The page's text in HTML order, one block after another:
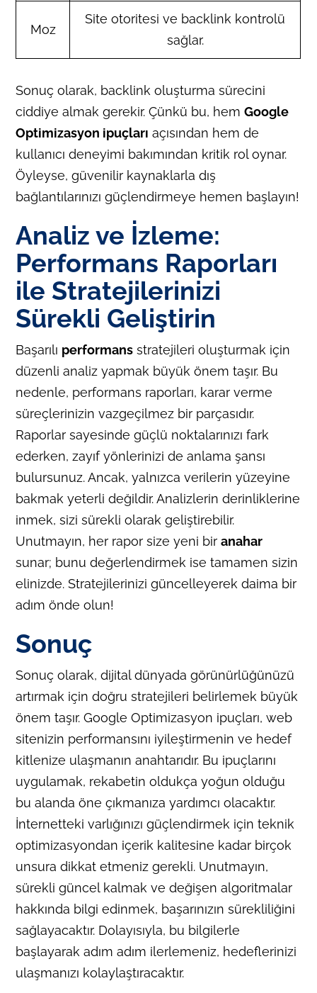
Moz
Site otoritesi ve backlink kontrolü
sağlar.
Sonuç olarak, backlink oluşturma sürecini
ciddiye almak gerekir. Çünkü bu, hemGoogle
Optimizasyon ipuçları açısından hem de
kullanıcı deneyimi bakımından kritik rol oynar.
Öyleyse, güvenilir kaynaklarla dış
bağlantılarınızı güçlendirmeye hemen başlayın!
Analiz ve İzleme:
Performans Raporları
ile Stratejilerinizi
Sürekli Geliştirin
Başarılı performans stratejileri oluşturmak için
düzenli analiz yapmak büyük önem taşır. Bu
nedenle, performans raporları, karar verme
süreçlerinizin vazgeçilmez bir parçasıdır.
Raporlar sayesinde güçlü noktalarınızı fark
ederken, zayıf yönlerinizi de anlama şansı
bulursunuz. Ancak, yalnızca verilerin yüzeyine
bakmak yeterli değildir. Analizlerin derinliklerine
inmek, sizi sürekli olarak geliştirebilir.
Unutmayın, her rapor size yeni biranahar
sunar; bunu değerlendirmek ise tamamen sizin
elinizde. Stratejilerinizi güncelleyerek daima bir
adım önde olun!
Sonuç
Sonuç olarak, dijital dünyada görünürlüğünüzü
artırmak için doğru stratejileri belirlemek büyük
önem taşır. Google Optimizasyon ipuçları, web
sitenizin performansını iyileştirmenin ve hedef
kitlenize ulaşmanın anahtarıdır. Bu ipuçlarını
uygulamak, rekabetin oldukça yoğun olduğu
bu alanda öne çıkmanıza yardımcı olacaktır.
İnternetteki varlığınızı güçlendirmek için teknik
optimizasyondan içerik kalitesine kadar birçok
unsura dikkat etmeniz gerekli. Unutmayın,
sürekli güncel kalmak ve değişen algoritmalar
hakkında bilgi edinmek, başarınızın sürekliliğini
sağlayacaktır. Dolayısıyla, bu bilgilerle
başlayarak adım adım ilerlemeniz, hedeflerinizi
ulaşmanızı kolaylaştıracaktır.